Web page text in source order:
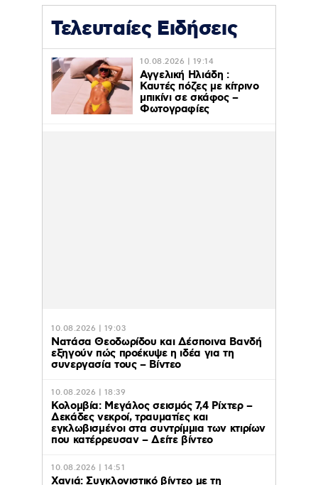
Τελευταίες Ειδήσεις
10.08.2026 | 19:14
Αγγελική Ηλιάδη :
Καυτές πόζες με κίτρινο
μπικίνι σε σκάφος –
Φωτογραφίες
10.08.2026 | 19:03
Νατάσα Θεοδωρίδου και Δέσποινα Βανδή
εξηγούν πώς προέκυψε η ιδέα για τη
συνεργασία τους – Βίντεο
10.08.2026 | 18:39
Κολομβία: Μεγάλος σεισμός 7,4 Ρίχτερ –
Δεκάδες νεκροί, τραυματίες και
εγκλωβισμένοι στα συντρίμμια των κτιρίων
που κατέρρευσαν – Δείτε βίντεο
10.08.2026 | 14:51
Χανιά: Συγκλονιστικό βίντεο με τη